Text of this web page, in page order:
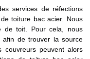
services de réfections
toiture bac acier. Nous
de toit. Pour cela, nous
afin de trouver la source
couvreurs peuvent alors